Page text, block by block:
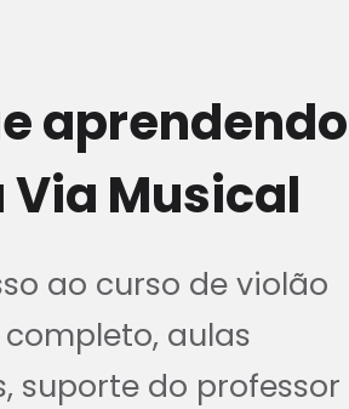
aprendendo
Via Musical
ao curso de violão
aulas
suporte do professor